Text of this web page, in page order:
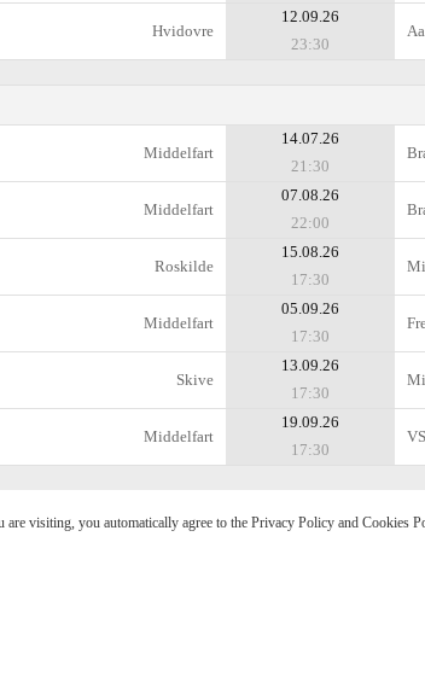
Hvidovre
12.09.26
23:30
Middelfart
14.07.26
21:30
Middelfart
07.08.26
22:00
Roskilde
15.08.26
17:30
Middelfart
05.09.26
17:30
Skive
13.09.26
17:30
Middelfart
19.09.26
17:30
visiting, you automatically agree to the Privacy Policy and Cookies